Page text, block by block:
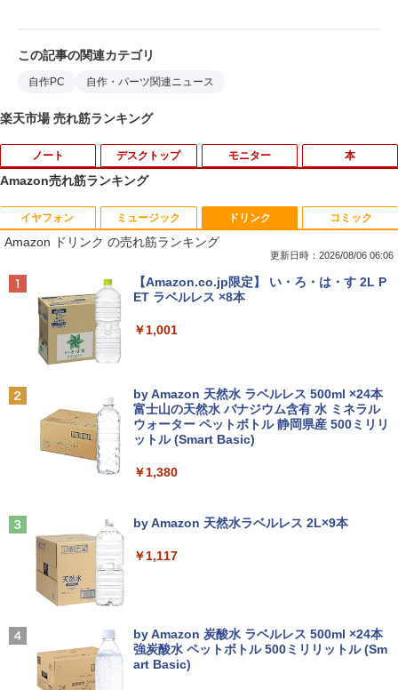
この記事の関連カテゴリ
自作PC 自作・パーツ関連ニュース
楽天市場 売れ筋ランキング
ノート
1
【8/05.8/10限定！お買い物マラソン×5の
つく日｜ポイント最大49.5倍】【中古・
本体のみ・コードあり・充電器付き】Le
novo 300e Chromebook 2nd Gen 81M
B0034JP Bランク【日曜日以外即日発
送】【送料無料】
￥5,380
MS限定クーポンあり! 高性能 第10世代 C
eleron CPUにアップグレード中! 中古ノ
ートパソコン Windows11 SSD換装対応
中古パソコン ノート Windows11 おまか
e付き ノートパソコン 中古 パソコン ノ
￥19,800
付き Windows11 Panasonic レッツノー
ト Let's note CF-SV7 中古ノートパソコ
ン 軽量 ノートパソコン 薄型 パソコン 中
デスクトップ
1
【高速SSD128GB＋大容量HDD500GB】
超小型・省スペース 中古デスクトップP
C ミニPC 中古パソコン メモリ4GB Win
dows11 Microsoft Office2024 Dell Opt
iPlex 3070 第9世代 Core i3-9100T 無線
LAN USB3.0
￥22,980
Dell OptiPlex 3050 SFF 第7世代 Core i
5 メモリ16GB SSD 512GB Office付き H
DMI Windows11 デスクトップパソコン
中古パソコン
￥32,800
古デスクトップパソコン 第10世代 Core i
￥33,980
モニター
1
HP ProDisplay P222va 液晶モニター 2
1.5インチワイド 黒 ブラック 1920×1080
（フルHD）白色LEDバックライト VAパ
ネル ミニ D-sub VGA DisplayPort ディ
スプレイ【中古】
2
JAPANNEXT｜ジャパンネクスト モニタ
ーアームガス式液晶ディスプレイアーム
15-32インチ対応 耐荷重2-6.5kg 3軸 垂
直 水平 多関節 JN-GB12SV JN-GB12SV
JN-GB12SV
￥5,437
24v G4 IPSパネル フルHD HDMI VGA 中
モバイルモニター 15.6インチ InnoView
本
1
あさドラ！（10） （ビッグ コミックス
〔スペシャル〕） [ 浦沢直樹 ]
￥990
￥880
ミウラ折り小冊子付き 宇宙兄弟（46）
￥1,650
Amazon売れ筋ランキング
イヤフォン
Anker Soundcore P40i オフホワイト
Anker Soundcore P31i ブラック
￥4,990
ラック
￥14,990
レスイヤホン bluetooth イヤホン V12 小型
軽量 ブルートゥースHi-Fi 最大36時間再生 ぶ
るーとゅーす コードレス ENCノイズキャン
ミュージック
BRUCE WAYNE feat. Flo Milli, ATL Jacob
[Explicit]
￥250
BRUCE WAYNE feat. Flo Milli, ATL Jacob
[Explicit]
￥250
￥250
ドリンク
Amazon ドリンク の売れ筋ランキング
更新日時：2026/08/06 06:06
【Amazon.co.jp限定】 い・ろ・は・す 2L P
ET ラベルレス ×8本
￥1,001
by Amazon 天然水 ラベルレス 500ml ×24本
富士山の天然水 バナジウム含有 水 ミネラル
ウォーター ペットボトル 静岡県産 500ミリリ
ットル (Smart Basic)
￥1,380
by Amazon 天然水ラベルレス 2L×9本
￥1,117
by Amazon 炭酸水 ラベルレス 500ml ×24本
強炭酸水 ペットボトル 500ミリリットル (Sm
art Basic)
コミック